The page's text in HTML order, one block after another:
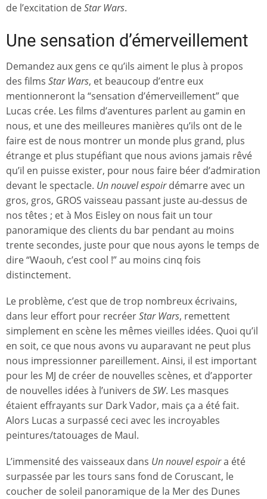
de l’excitation deStar Wars.
Une sensation d’émerveillement
Demandez aux gens ce qu’ils aiment le plus à propos
des films Star Wars, et beaucoup d’entre eux
mentionneront la “sensation d’émerveillement” que
Lucas crée. Les films d’aventures parlent au gamin en
nous, et une des meilleures manières qu’ils ont de le
faire est de nous montrer un monde plus grand, plus
étrange et plus stupéfiant que nous avions jamais rêvé
qu’il en puisse exister, pour nous faire béer d’admiration
devant le spectacle. Un nouvel espoirdémarre avec un
gros, gros, GROS vaisseau passant juste au-dessus de
nos têtes ; et à Mos Eisley on nous fait un tour
panoramique des clients du bar pendant au moins
trente secondes, juste pour que nous ayons le temps de
dire “Waouh, c’est cool !” au moins cinq fois
distinctement.
Le problème, c’est que de trop nombreux écrivains,
dans leur effort pour recréerStar Wars, remettent
simplement en scène les mêmes vieilles idées. Quoi qu’il
en soit, ce que nous avons vu auparavant ne peut plus
nous impressionner pareillement. Ainsi, il est important
pour les MJ de créer de nouvelles scènes, et d’apporter
de nouvelles idées à l’univers deSW. Les masques
étaient effrayants sur Dark Vador, mais ça a été fait.
Alors Lucas a surpassé ceci avec les incroyables
peintures/tatouages de Maul.
L’immensité des vaisseaux dans Un nouvel espoira été
surpassée par les tours sans fond de Coruscant, le
coucher de soleil panoramique de la Mer des Dunes